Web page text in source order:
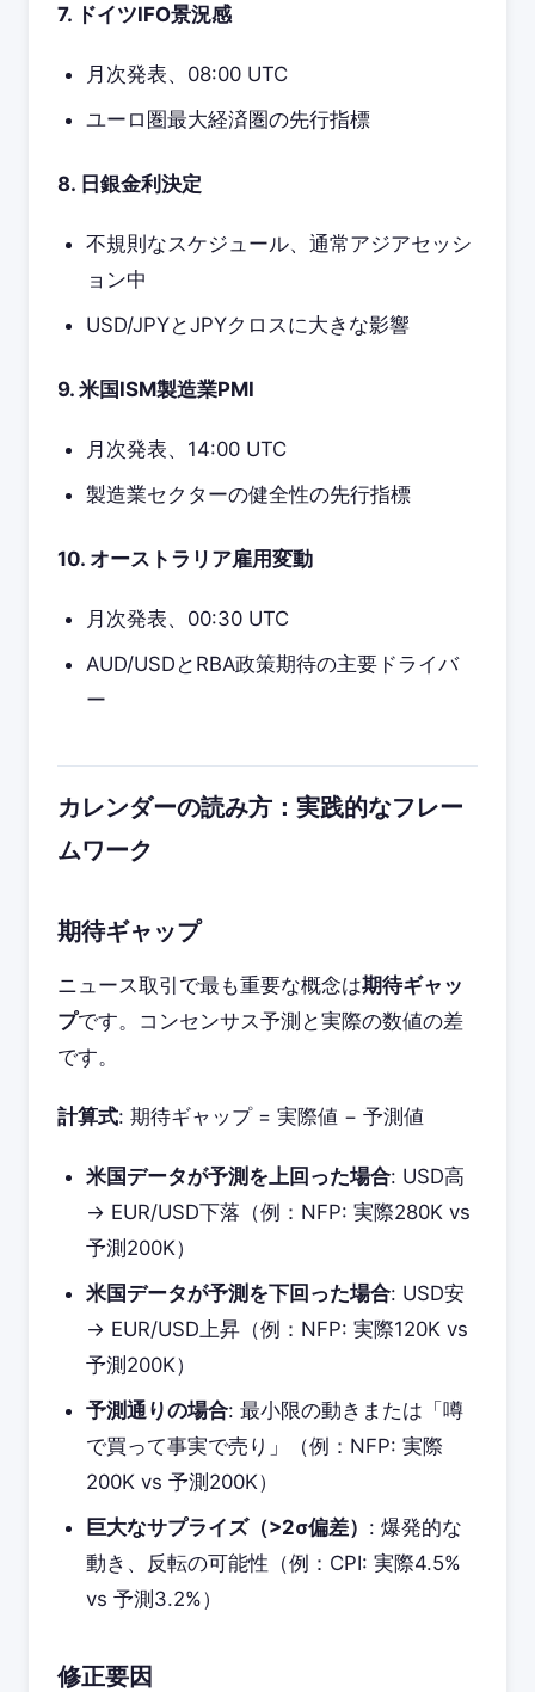
7. ドイツIFO景況感
月次発表、08:00 UTC
ユーロ圏最大経済圏の先行指標
8. 日銀金利決定
不規則なスケジュール、通常アジアセッシ
ョン中
USD/JPYとJPYクロスに大きな影響
9. 米国ISM製造業PMI
月次発表、14:00 UTC
製造業セクターの健全性の先行指標
10. オーストラリア雇用変動
月次発表、00:30 UTC
AUD/USDとRBA政策期待の主要ドライバ
ー
カレンダーの読み方：実践的なフレー
ムワーク
期待ギャップ
ニュース取引で最も重要な概念は期待ギャッ
プです。コンセンサス予測と実際の数値の差
です。
計算式: 期待ギャップ = 実際値 − 予測値
米国データが予測を上回った場合: USD高
→ EUR/USD下落（例：NFP: 実際280K vs
予測200K）
米国データが予測を下回った場合: USD安
→ EUR/USD上昇（例：NFP: 実際120K vs
予測200K）
予測通りの場合: 最小限の動きまたは「噂
で買って事実で売り」（例：NFP: 実際
200K vs 予測200K）
巨大なサプライズ（>2σ偏差） : 爆発的な
動き、反転の可能性（例：CPI: 実際4.5%
vs 予測3.2%）
修正要因